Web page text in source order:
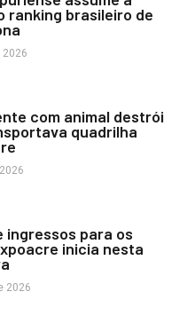
ranking brasileiro de
2026
com animal destrói
quadrilha
ingressos para os
inicia nesta
2026